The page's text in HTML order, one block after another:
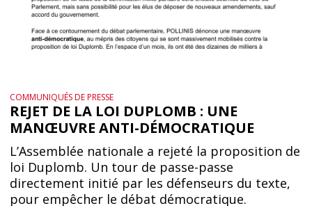
COMMUNIQUÉS DE PRESSE
REJET DE LA LOI DUPLOMB : UNE
MANŒUVRE ANTI-DÉMOCRATIQUE
L’Assemblée nationale a rejeté la proposition de
loi Duplomb. Un tour de passe-passe
directement initié par les défenseurs du texte,
pour empêcher le débat démocratique.